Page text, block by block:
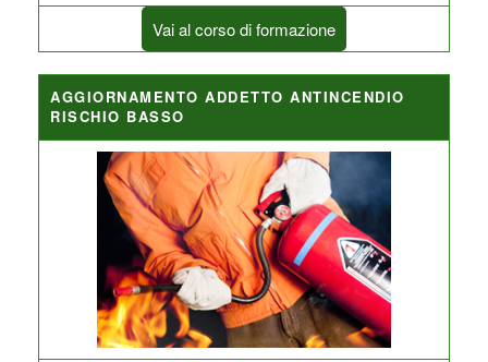
Vai al corso di formazione
AGGIORNAMENTO ADDETTO ANTINCENDIO
RISCHIO BASSO